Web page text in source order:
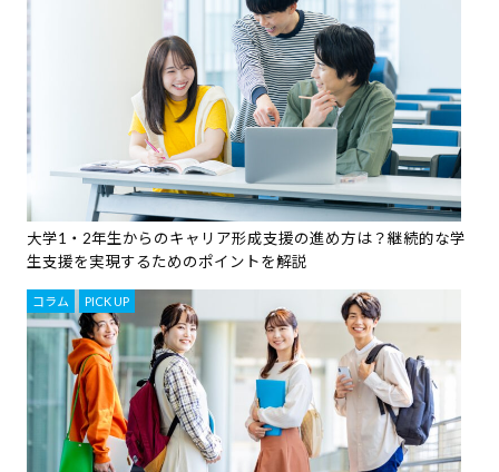
大学1・2年生からのキャリア形成支援の進め方は？継続的な学
生支援を実現するためのポイントを解説
コラム PICK UP